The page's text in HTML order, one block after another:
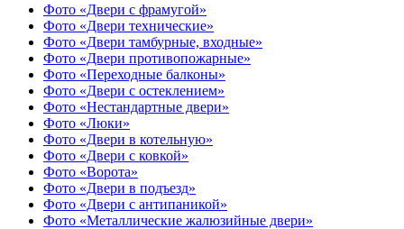
Фото «Двери с фрамугой»
Фото «Двери технические»
Фото «Двери тамбурные, входные»
Фото «Двери противопожарные»
Фото «Переходные балконы»
Фото «Двери с остеклением»
Фото «Нестандартные двери»
Фото «Люки»
Фото «Двери в котельную»
Фото «Двери с ковкой»
Фото «Ворота»
Фото «Двери в подъезд»
Фото «Двери с антипаникой»
Фото «Металлические жалюзийные двери»